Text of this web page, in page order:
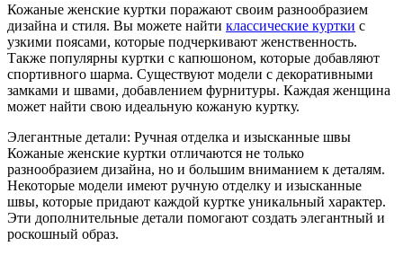
Кожаные женские куртки поражают своим разнообразием
дизайна и стиля. Вы можете найти классические куртки с
узкими поясами, которые подчеркивают женственность.
Также популярны куртки с капюшоном, которые добавляют
спортивного шарма. Существуют модели с декоративными
замками и швами, добавлением фурнитуры. Каждая женщина
может найти свою идеальную кожаную куртку.
Элегантные детали: Ручная отделка и изысканные швы
Кожаные женские куртки отличаются не только
разнообразием дизайна, но и большим вниманием к деталям.
Некоторые модели имеют ручную отделку и изысканные
швы, которые придают каждой куртке уникальный характер.
Эти дополнительные детали помогают создать элегантный и
роскошный образ.